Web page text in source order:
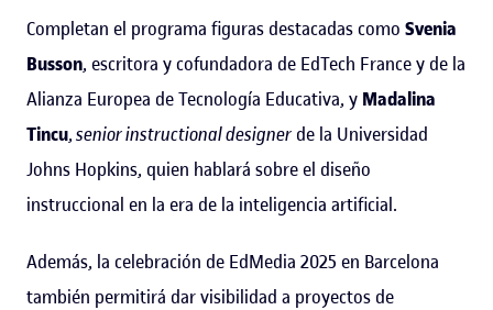
Completan el programa figuras destacadas como Svenia
Busson, escritora y cofundadora de EdTech France y de la
Alianza Europea de Tecnología Educativa, y Madalina
Tincu,senior instructional designer de la Universidad
Johns Hopkins, quien hablará sobre el diseño
instruccional en la era de la inteligencia artificial.
Además, la celebración de EdMedia 2025 en Barcelona
también permitirá dar visibilidad a proyectos de